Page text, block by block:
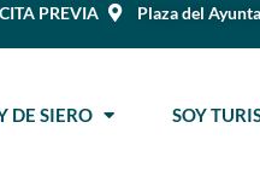
CITA PREVIA Plaza del
DE SIERO SOY